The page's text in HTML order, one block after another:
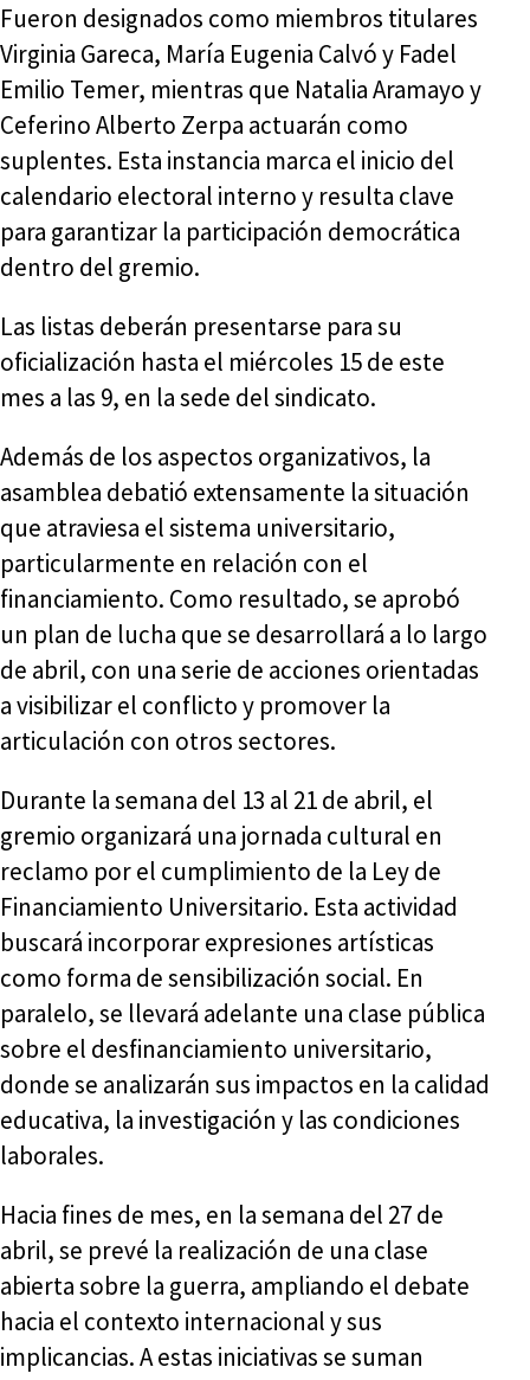
Fueron designados como miembros titulares
Virginia Gareca, María Eugenia Calvó y Fadel
Emilio Temer, mientras que Natalia Aramayo y
Ceferino Alberto Zerpa actuarán como
suplentes. Esta instancia marca el inicio del
calendario electoral interno y resulta clave
para garantizar la participación democrática
dentro del gremio.
Las listas deberán presentarse para su
oficialización hasta el miércoles 15 de este
mes a las 9, en la sede del sindicato.
Además de los aspectos organizativos, la
asamblea debatió extensamente la situación
que atraviesa el sistema universitario,
particularmente en relación con el
financiamiento. Como resultado, se aprobó
un plan de lucha que se desarrollará a lo largo
de abril, con una serie de acciones orientadas
a visibilizar el conflicto y promover la
articulación con otros sectores.
Durante la semana del 13 al 21 de abril, el
gremio organizará una jornada cultural en
reclamo por el cumplimiento de la Ley de
Financiamiento Universitario. Esta actividad
buscará incorporar expresiones artísticas
como forma de sensibilización social. En
paralelo, se llevará adelante una clase pública
sobre el desfinanciamiento universitario,
donde se analizarán sus impactos en la calidad
educativa, la investigación y las condiciones
laborales.
Hacia fines de mes, en la semana del 27 de
abril, se prevé la realización de una clase
abierta sobre la guerra, ampliando el debate
hacia el contexto internacional y sus
implicancias. A estas iniciativas se suman